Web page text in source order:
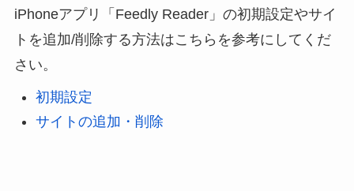
iPhoneアプリ「Feedly Reader」の初期設定やサイ
トを追加/削除する方法はこちらを参考にしてくだ
さい。
初期設定
サイトの追加・削除